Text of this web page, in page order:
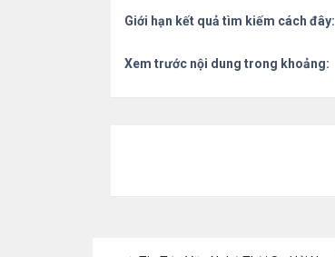
Giới hạn kết quả tìm kiếm cách đây:
Xem trước nội dung trong khoảng: